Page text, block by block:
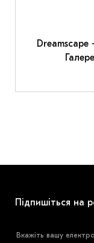
Підпишіться на